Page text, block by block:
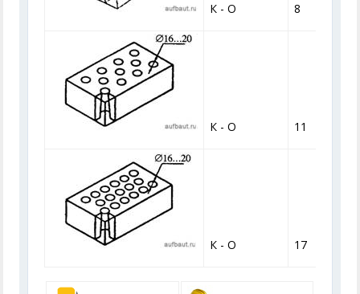
К - О 8
К - О 11
К - О 17